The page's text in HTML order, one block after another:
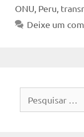
ONU Peru
Deixe um
por: